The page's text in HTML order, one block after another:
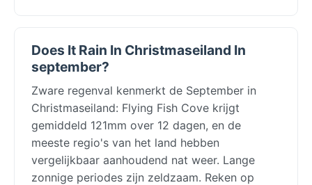
Does It Rain In Christmaseiland In
september?
Zware regenval kenmerkt de September in
Christmaseiland: Flying Fish Cove krijgt
gemiddeld 121mm over 12 dagen, en de
meeste regio's van het land hebben
vergelijkbaar aanhoudend nat weer. Lange
zonnige periodes zijn zeldzaam. Reken op